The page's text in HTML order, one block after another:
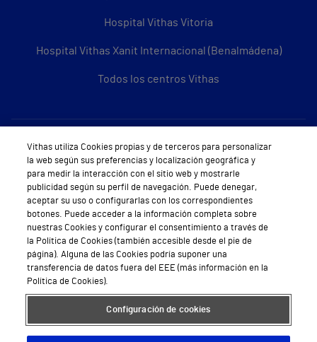
Hospital Vithas Vitoria
Hospital Vithas Xanit Internacional (Benalmádena)
Todos los centros Vithas
Sobre Vithas
Quiénes somos
Trabajar en Vithas
Teléfono Cita Médica
Teléfono Atención al Cliente
Política de seguridad y salud en el trabajo
Conoce a Supervita
Vithas utiliza Cookies propias y de terceros para personalizar
la web según sus preferencias y localización geográfica y
para medir la interacción con el sitio web y mostrarle
publicidad según su perfil de navegación. Puede denegar,
aceptar su uso o configurarlas con los correspondientes
botones. Puede acceder a la información completa sobre
nuestras Cookies y configurar el consentimiento a través de
la Política de Cookies (también accesible desde el pie de
página). Alguna de las Cookies podría suponer una
transferencia de datos fuera del EEE (más información en la
Política de Cookies).
Configuración de cookies